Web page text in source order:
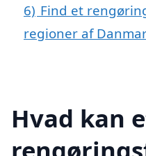
6) Find et
regioner af
Hvad kan